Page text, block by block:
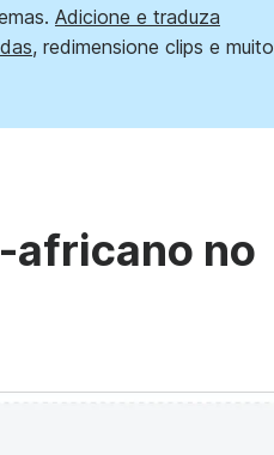
Adicione e traduza
, redimensione clips e muito
africano no